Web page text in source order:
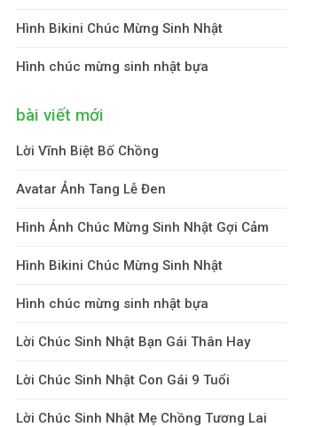
Hình Bikini Chúc Mừng Sinh Nhật
Hình chúc mừng sinh nhật bựa
bài viết mới
Lời Vĩnh Biệt Bố Chồng
Avatar Ảnh Tang Lễ Đen
Hình Ảnh Chúc Mừng Sinh Nhật Gợi Cảm
Hình Bikini Chúc Mừng Sinh Nhật
Hình chúc mừng sinh nhật bựa
Lời Chúc Sinh Nhật Bạn Gái Thân Hay
Lời Chúc Sinh Nhật Con Gái 9 Tuổi
Lời Chúc Sinh Nhật Mẹ Chồng Tương Lai